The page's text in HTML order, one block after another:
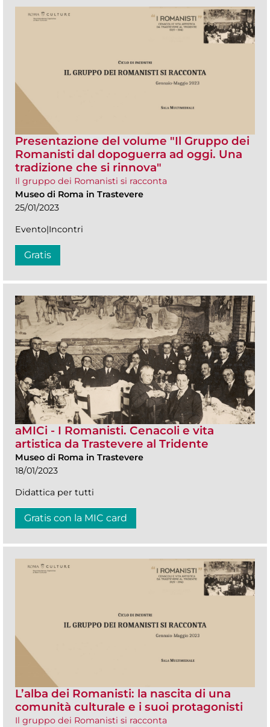
Presentazione del volume "Il Gruppo dei
Romanisti dal dopoguerra ad oggi. Una
tradizione che si rinnova"
Il gruppo dei Romanisti si racconta
Museo di Roma in Trastevere
25/01/2023
Evento|Incontri
Gratis
aMICi - I Romanisti. Cenacoli e vita
artistica da Trastevere al Tridente
Museo di Roma in Trastevere
18/01/2023
Didattica per tutti
Gratis con la MIC card
L’alba dei Romanisti: la nascita di una
comunità culturale e i suoi protagonisti
Il gruppo dei Romanisti si racconta